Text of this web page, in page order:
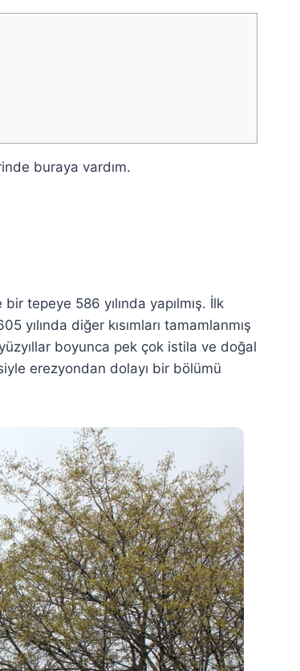
buraya vardım.
tepeye 586 yılında yapılmış. İlk
yılında diğer kısımları tamamlanmış
boyunca pek çok istila ve doğal
erezyondan dolayı bir bölümü